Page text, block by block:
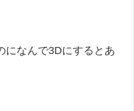
になんで3Dにするとあ